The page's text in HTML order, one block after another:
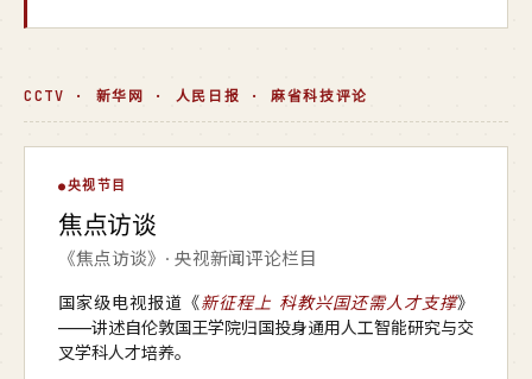
CCTV · 新华网 · 人民日报 · 麻省科技评论
焦点访谈
央视 · 焦点访谈
央视节目
焦点访谈
《焦点访谈》· 央视新闻评论栏目
国家级电视报道《新征程上 科教兴国还需人才支撑》
——讲述自伦敦国王学院归国投身通用人工智能研究与交
叉学科人才培养。